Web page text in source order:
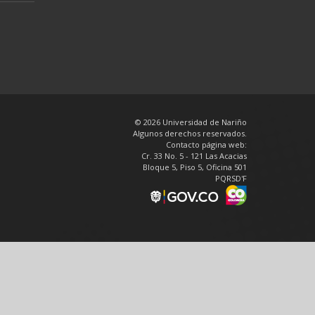
© 2026 Universidad de Nariño
Algunos derechos reservados.
Contacto página web:
Cr. 33 No. 5 - 121 Las Acacias
Bloque 5, Piso 5, Oficina 501
PQRSD'F